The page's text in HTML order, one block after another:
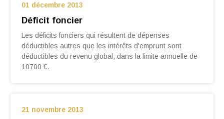
01 décembre 2013
Déficit foncier
Les déficits fonciers qui résultent de dépenses
déductibles autres que les inté­rêts d'emprunt sont
déductibles du revenu global, dans la limite annuelle de
10700 €.
21 novembre 2013